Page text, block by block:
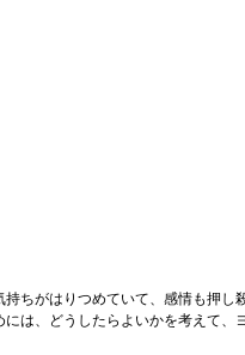
がはりつめていて、感情も押
は、どうしたらよいかを考えて